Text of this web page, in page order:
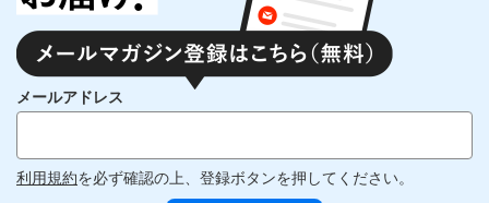
メールアドレス
利用規約を必ず確認の上、登録ボタンを押してください。